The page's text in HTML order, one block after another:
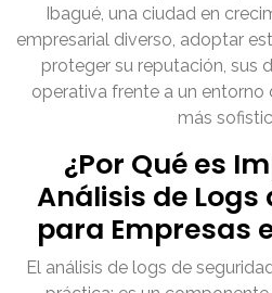
Ibagué, una ciudad en
empresarial diverso, adoptar
proteger su reputación, sus
operativa frente a un entorno
más
¿Por Qué es
Análisis de Logs
para Empresas
El análisis de logs de